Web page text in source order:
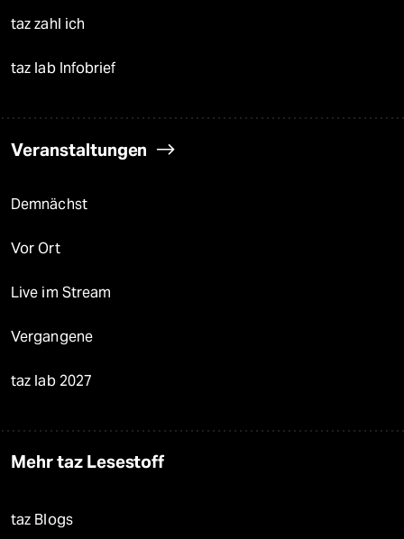
taz zahl ich
taz lab Infobrief
Veranstaltungen
Demnächst
Vor Ort
Live im Stream
Vergangene
taz lab 2027
Mehr taz Lesestoff
taz Blogs